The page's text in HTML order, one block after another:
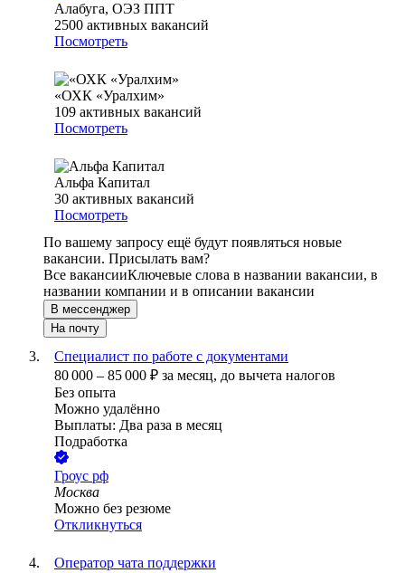
Алабуга, ОЭЗ ППТ
2500 активных вакансий
Посмотреть
«ОХК «Уралхим»
109 активных вакансий
Посмотреть
Альфа Капитал
30 активных вакансий
Посмотреть
По вашему запросу ещё будут появляться новые
вакансии. Присылать вам?
Все вакансииКлючевые слова в названии вакансии, в
названии компании и в описании вакансии
В мессенджер
На почту
Специалист по работе с документами
80 000 – 85 000 ₽ за месяц, до вычета налогов
Без опыта
Можно удалённо
Выплаты: Два раза в месяц
Подработка
Гроус рф
Москва
Можно без резюме
Откликнуться
Оператор чата поддержки